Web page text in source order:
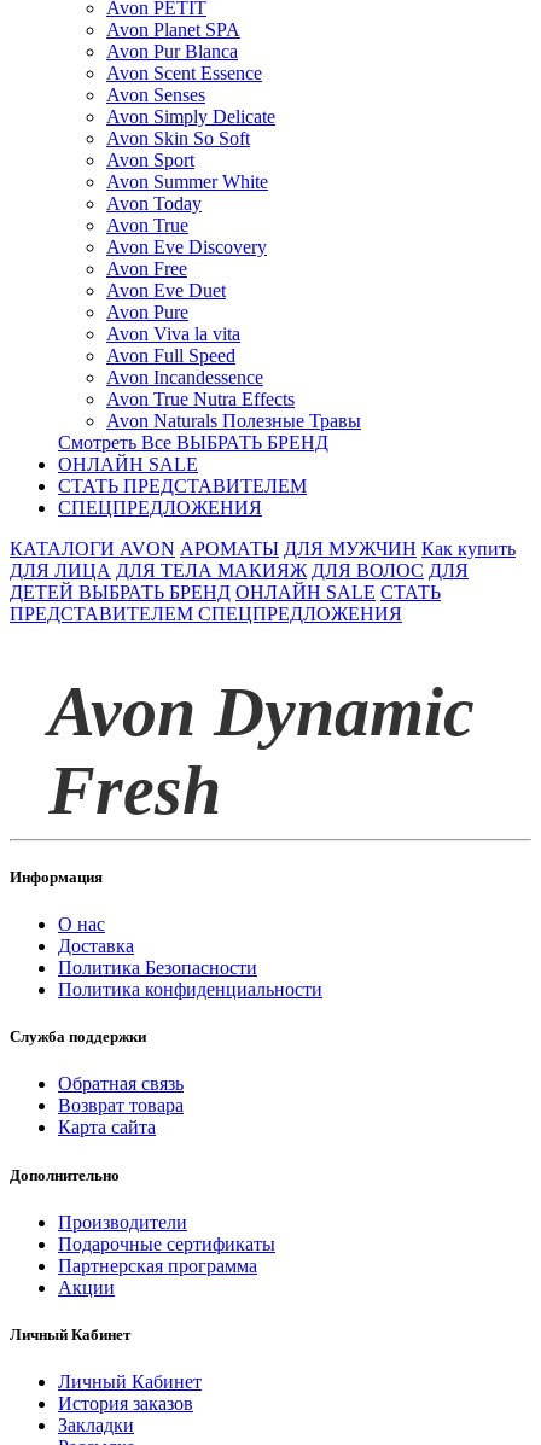
Avon PETIT
Avon Planet SPA
Avon Pur Blanca
Avon Scent Essence
Avon Senses
Avon Simply Delicate
Avon Skin So Soft
Avon Sport
Avon Summer White
Avon Today
Avon True
Avon Eve Discovery
Avon Free
Avon Eve Duet
Avon Pure
Avon Viva la vita
Avon Full Speed
Avon Incandessence
Avon True Nutra Effects
Avon Naturals Полезные Травы
Смотреть Все ВЫБРАТЬ БРЕНД
ОНЛАЙН SALE
СТАТЬ ПРЕДСТАВИТЕЛЕМ
СПЕЦПРЕДЛОЖЕНИЯ
КАТАЛОГИ AVON АРОМАТЫ ДЛЯ МУЖЧИН Как купить
ДЛЯ ЛИЦА ДЛЯ ТЕЛА МАКИЯЖ ДЛЯ ВОЛОС ДЛЯ
ДЕТЕЙ ВЫБРАТЬ БРЕНД ОНЛАЙН SALE СТАТЬ
ПРЕДСТАВИТЕЛЕМ СПЕЦПРЕДЛОЖЕНИЯ
Avon Dynamic
Fresh
Информация
О нас
Доставка
Политика Безопасности
Политика конфиденциальности
Служба поддержки
Обратная связь
Возврат товара
Карта сайта
Дополнительно
Производители
Подарочные сертификаты
Партнерская программа
Акции
Личный Кабинет
Личный Кабинет
История заказов
Закладки